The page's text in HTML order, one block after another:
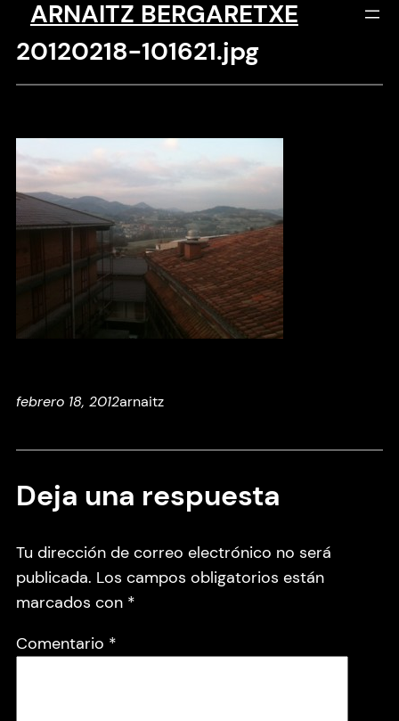
Saltar
contenido
ARNAITZ BERGARETXE
20120218-101621.jpg
febrero 18, 2012arnaitz
Deja una respuesta
Tu dirección de correo electrónico no será
publicada. Los campos obligatorios están
marcados con *
Comentario *